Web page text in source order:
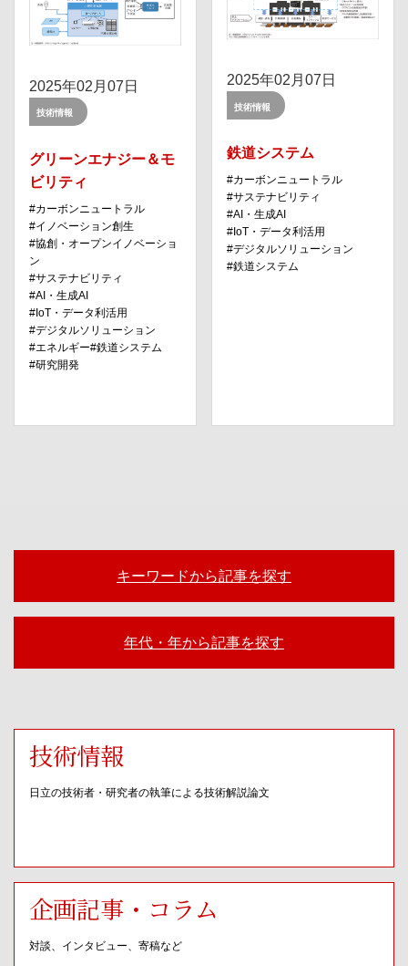
2025年02月07日
技術情報
グリーンエナジー＆モ
ビリティ
カーボンニュートラル
イノベーション創⽣
協創・オープンイノベーショ
ン
サステナビリティ
AI・⽣成AI
IoT・データ利活⽤
デジタルソリューション
エネルギー 鉄道システム
研究開発
2025年02月07日
技術情報
鉄道システム
カーボンニュートラル
サステナビリティ
AI・⽣成AI
IoT・データ利活⽤
デジタルソリューション
鉄道システム
キーワードから記事を探す
年代・年から記事を探す
技術情報
日立の技術者・研究者の執筆による技術解説論文
企画記事・コラム
対談、インタビュー、寄稿など